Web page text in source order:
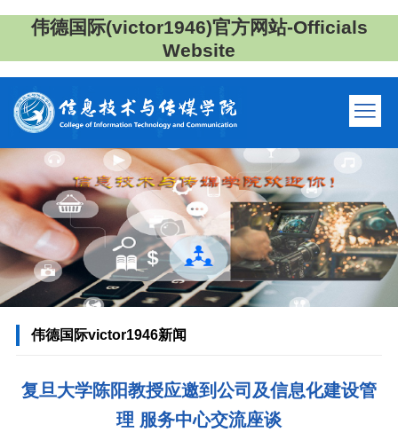
伟德国际(victor1946)官方网站-Officials
Website
伟德国际victor1946新闻
复旦大学陈阳教授应邀到公司及信息化建设管
理 服务中心交流座谈